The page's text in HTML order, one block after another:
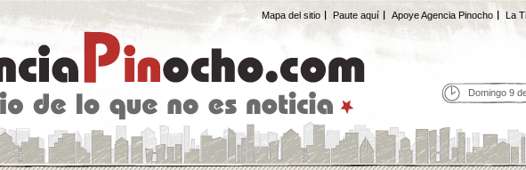
Mapa del sitio Paute aquí Apoye Agencia Pinocho La
Domingo 9